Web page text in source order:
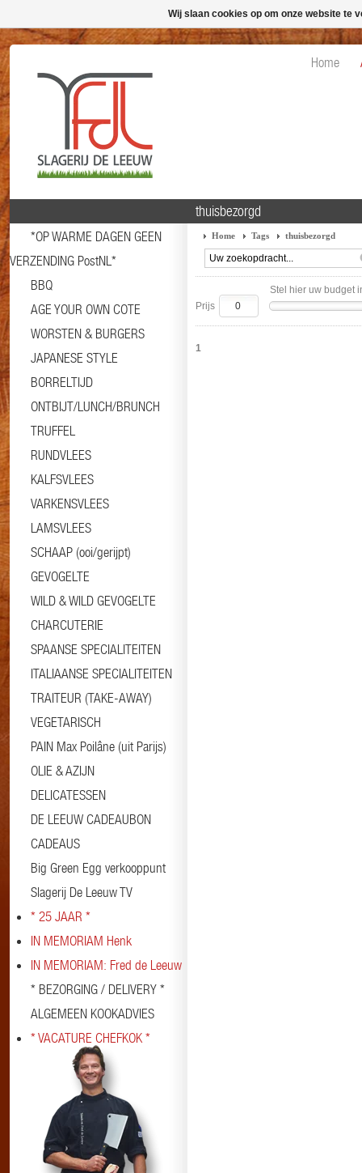
Home
*OP WARME DAGEN GEEN
VERZENDING PostNL*
BBQ
AGE YOUR OWN COTE
WORSTEN & BURGERS
JAPANESE STYLE
BORRELTIJD
ONTBIJT/LUNCH/BRUNCH
TRUFFEL
RUNDVLEES
KALFSVLEES
VARKENSVLEES
LAMSVLEES
SCHAAP (ooi/gerijpt)
GEVOGELTE
WILD & WILD GEVOGELTE
CHARCUTERIE
SPAANSE SPECIALITEITEN
ITALIAANSE SPECIALITEITEN
TRAITEUR (TAKE-AWAY)
VEGETARISCH
PAIN Max Poilâne (uit Parijs)
OLIE & AZIJN
DELICATESSEN
DE LEEUW CADEAUBON
CADEAUS
Big Green Egg verkooppunt
Slagerij De Leeuw TV
* 25 JAAR *
IN MEMORIAM Henk
IN MEMORIAM: Fred de Leeuw
* BEZORGING / DELIVERY *
ALGEMEEN KOOKADVIES
* VACATURE CHEFKOK *
thuisbezorgd
Home Tags thuisbezorgd
Stel hier uw budget
Prijs
1
Wij slaan cookies op om onze website te